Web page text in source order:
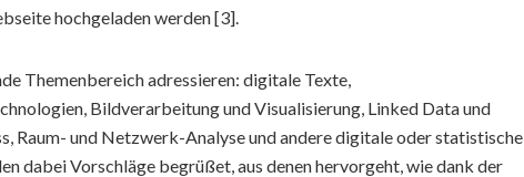
hochgeladen werden [3].
Themenbereich adressieren: digitale Texte,
Bildverarbeitung und Visualisierung, Linked Data und
Raum- und Netzwerk-Analyse und andere digitale oder statistische
dabei Vorschläge begrüßet, aus denen hervorgeht, wie dank der